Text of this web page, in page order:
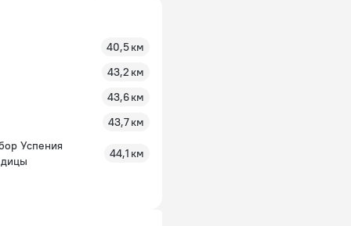
40,5 км
43,2 км
43,6 км
43,7 км
Успения
44,1 км